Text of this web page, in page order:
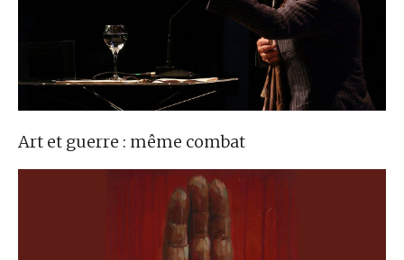
Art et guerre : même combat